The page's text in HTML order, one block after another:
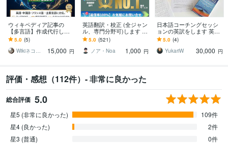
ウィキペディア記事の
【多言語】作成代行しま
す 海外SEO・信頼性UP！
ネイティブ品質で記事作
成＆翻訳
5.0 (5)
Wikiネコ＠ウィキぺディアの専門家
15,000 円
英語翻訳・校正 (全ジャン
ル、専門分野可)します ●
高品質 | ネイティブレベル
のプロが日英翻訳サポー
ト●
5.0 (521)
ノア・Noa
1,000 円
日本語コーチングセッシ
ョンの英訳をします 英語
ネイティブスピーカーに
よるICF試験用の英訳を提
供します
5.0 (4)
YukariW
30,000 円
評価・感想（112件）- 非常に良かった
総合評価 5.0
星5 (非常に良かった)
109件
星4 (良かった)
2件
星3 (普通)
0件